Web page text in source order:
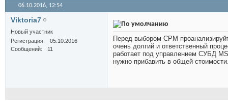
06.10.2016, 12:54
Viktoria7
Новый участник
Регистрация
05.10.2016
Сообщений
11
Перед выбором СРМ
очень долгий и ответственный
работает под управлением СУБД
нужно прибавить в общей